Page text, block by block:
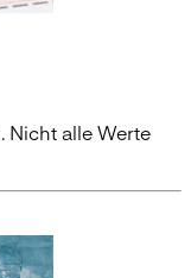
Nicht alle Werte